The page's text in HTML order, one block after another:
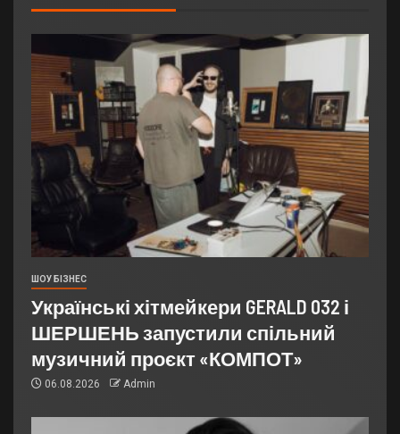
ШОУ БІЗНЕС
Українські хітмейкери GERALD 032 і
ШЕРШЕНЬ запустили спільний
музичний проєкт «КОМПОТ»
06.08.2026 Admin